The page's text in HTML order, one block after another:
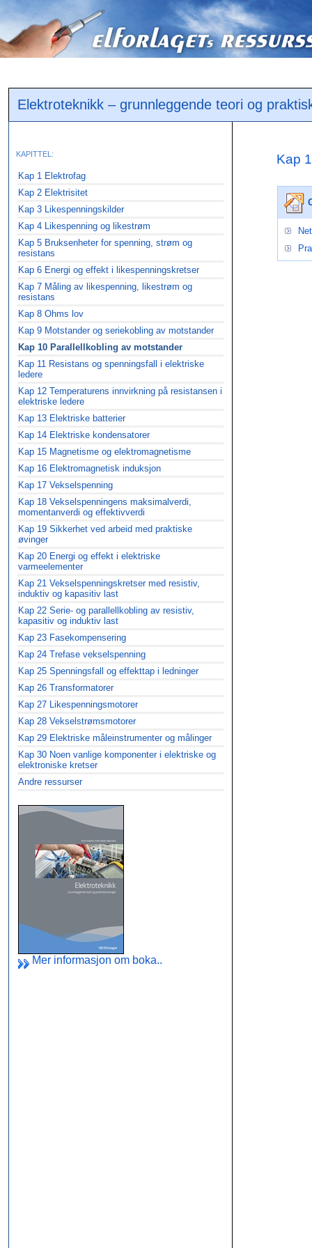
Elektroteknikk – grunnleggende teori og
KAPITTEL:
Kap 1 Elektrofag
Kap 2 Elektrisitet
Kap 3 Likespenningskilder
Kap 4 Likespenning og likestrøm
Kap 5 Bruksenheter for spenning, strøm og
resistans
Kap 6 Energi og effekt i likespenningskretser
Kap 7 Måling av likespenning, likestrøm og
resistans
Kap 8 Ohms lov
Kap 9 Motstander og seriekobling av motstander
Kap 10 Parallellkobling av motstander
Kap 11 Resistans og spenningsfall i elektriske
ledere
Kap 12 Temperaturens innvirkning på resistansen i
elektriske ledere
Kap 13 Elektriske batterier
Kap 14 Elektriske kondensatorer
Kap 15 Magnetisme og elektromagnetisme
Kap 16 Elektromagnetisk induksjon
Kap 17 Vekselspenning
Kap 18 Vekselspenningens maksimalverdi,
momentanverdi og effektivverdi
Kap 19 Sikkerhet ved arbeid med praktiske
øvinger
Kap 20 Energi og effekt i elektriske
varmeelementer
Kap 21 Vekselspenningskretser med resistiv,
induktiv og kapasitiv last
Kap 22 Serie- og parallellkobling av resistiv,
kapasitiv og induktiv last
Kap 23 Fasekompensering
Kap 24 Trefase vekselspenning
Kap 25 Spenningsfall og effekttap i ledninger
Kap 26 Transformatorer
Kap 27 Likespenningsmotorer
Kap 28 Vekselstrømsmotorer
Kap 29 Elektriske måleinstrumenter og målinger
Kap 30 Noen vanlige komponenter i elektriske og
elektroniske kretser
Andre ressurser
Mer informasjon om boka..
Kap